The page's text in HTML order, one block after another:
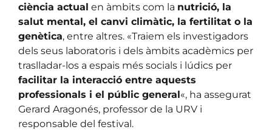
ciència actual en àmbits com la nutrició, la
salut mental, el canvi climàtic, la fertilitat o la
genètica, entre altres. «Traiem els investigadors
dels seus laboratoris i dels àmbits acadèmics per
traslladar-los a espais més socials i lúdics per
facilitar la interacció entre aquests
professionals i el públic general«, ha assegurat
Gerard Aragonés, professor de la URV i
responsable del festival.